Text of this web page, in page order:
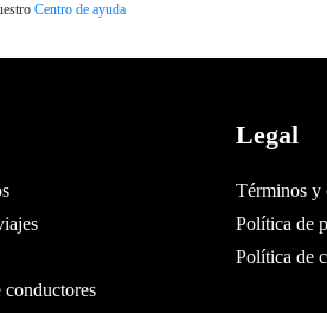
Centro de ayuda
conductores
Legal
Términos y
Política de
Política de